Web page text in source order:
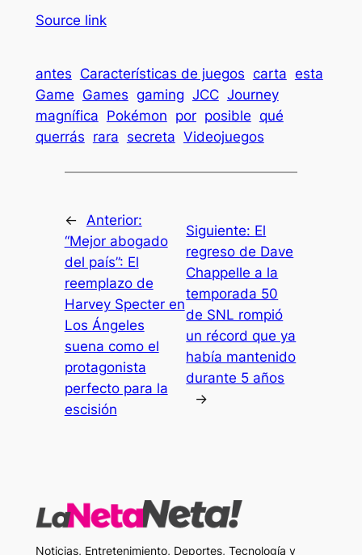
Source link
antes Características de juegos carta esta
Game Games gaming JCC Journey
magnífica Pokémon por posible qué
querrás rara secreta Videojuegos
← Anterior:
“Mejor abogado
del país”: El
reemplazo de
Harvey Specter en
Los Ángeles
suena como el
protagonista
perfecto para la
escisión
Siguiente: El
regreso de Dave
Chappelle a la
temporada 50
de SNL rompió
un récord que ya
había mantenido
durante 5 años
→
Noticias, Entretenimiento, Deportes, Tecnología y